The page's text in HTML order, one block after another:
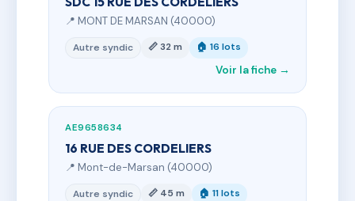
📍 MONT DE MARSAN (40000)
Autre syndic 📏 32 m 🏠 16 lots
Voir la fiche →
AE9658634
16 RUE DES CORDELIERS
📍 Mont-de-Marsan (40000)
Autre syndic 📏 45 m 🏠 11 lots